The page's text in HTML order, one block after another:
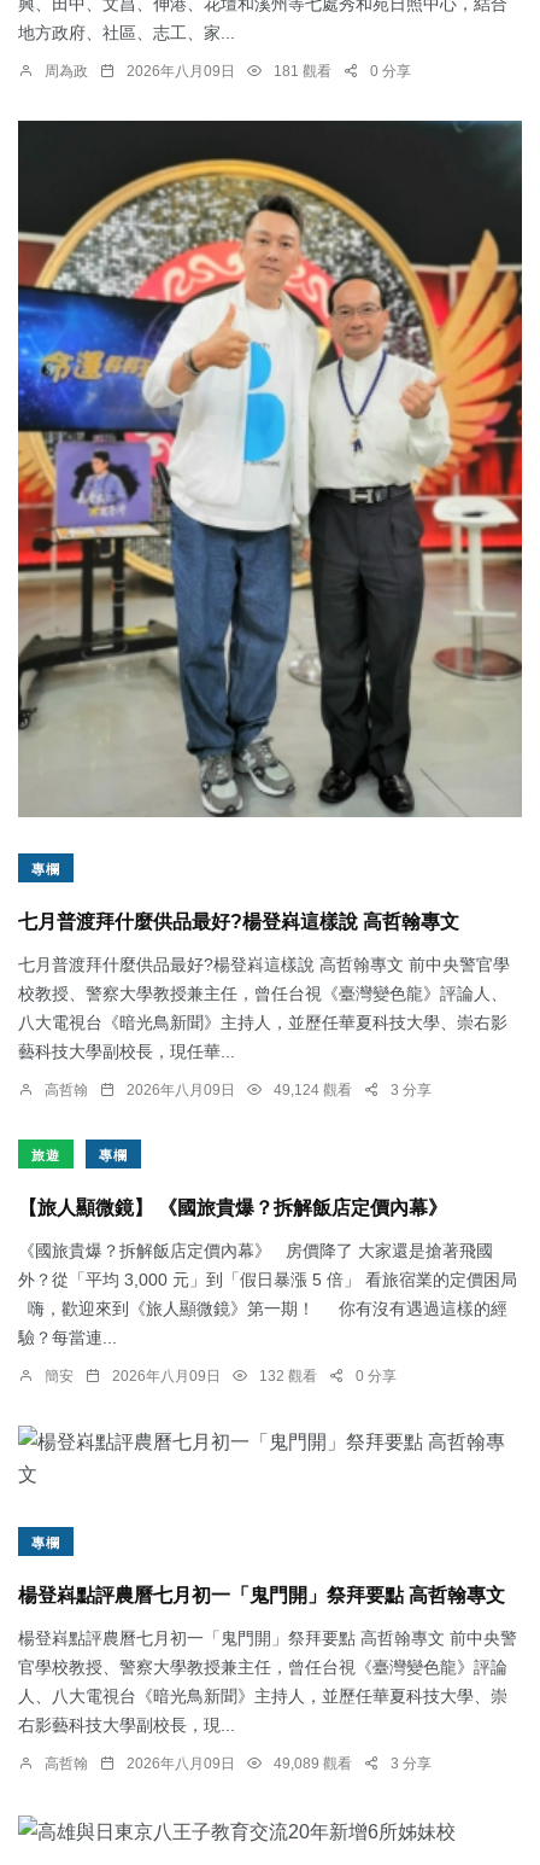
地方政府、社區、志工、家...
周為政 2026年八月09日 181 觀看 0 分享
專欄
七月普渡拜什麼供品最好?楊登嵙這樣說 高哲翰專文
七月普渡拜什麼供品最好?楊登嵙這樣說 高哲翰專文 前中央警官學
校教授、警察大學教授兼主任，曾任台視《臺灣變色龍》評論人、
八大電視台《暗光鳥新聞》主持人，並歷任華夏科技大學、崇右影
藝科技大學副校長，現任華...
高哲翰 2026年八月09日 49,124 觀看 3 分享
旅遊 專欄
【旅人顯微鏡】 《國旅貴爆？拆解飯店定價內幕》
《國旅貴爆？拆解飯店定價內幕》 房價降了 大家還是搶著飛國
外？從「平均 3,000 元」到「假日暴漲 5 倍」 看旅宿業的定價困局
嗨，歡迎來到《旅人顯微鏡》第一期！ 你有沒有遇過這樣的經
驗？每當連...
簡安 2026年八月09日 132 觀看 0 分享
專欄
楊登嵙點評農曆七月初一「鬼門開」祭拜要點 高哲翰專文
楊登嵙點評農曆七月初一「鬼門開」祭拜要點 高哲翰專文 前中央警
官學校教授、警察大學教授兼主任，曾任台視《臺灣變色龍》評論
人、八大電視台《暗光鳥新聞》主持人，並歷任華夏科技大學、崇
右影藝科技大學副校長，現...
高哲翰 2026年八月09日 49,089 觀看 3 分享